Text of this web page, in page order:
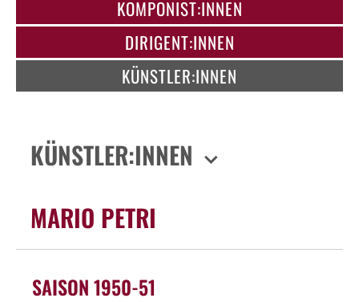
KOMPONIST:INNEN
DIRIGENT:INNEN
KÜNSTLER:INNEN
KÜNSTLER:INNEN
MARIO PETRI
SAISON 1950-51